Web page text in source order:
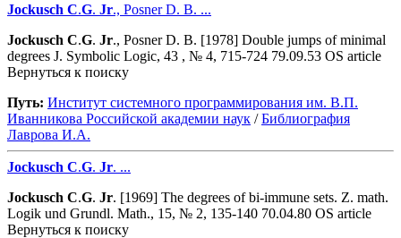
Jockusch C.G. Jr., Posner D. B. ...
Jockusch C.G. Jr., Posner D. B. [1978] Double jumps of minimal
degrees J. Symbolic Logic, 43 , № 4, 715-724 79.09.53 OS article
Вернуться к поиску
Путь: Институт системного программирования им. В.П.
Иванникова Роcсийской академии наук /Библиография
Лаврова И.А.
Jockusch C.G. Jr. ...
Jockusch C.G. Jr. [1969] The degrees of bi-immune sets. Z. math.
Logik und Grundl. Math., 15, № 2, 135-140 70.04.80 OS article
Вернуться к поиску